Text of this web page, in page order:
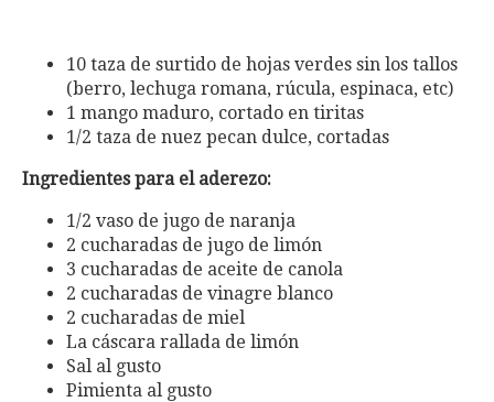
10 taza de surtido de hojas verdes sin los tallos
(berro, lechuga romana, rúcula, espinaca, etc)
1 mango maduro, cortado en tiritas
1/2 taza de nuez pecan dulce, cortadas
Ingredientes para el aderezo:
1/2 vaso de jugo de naranja
2 cucharadas de jugo de limón
3 cucharadas de aceite de canola
2 cucharadas de vinagre blanco
2 cucharadas de miel
La cáscara rallada de limón
Sal al gusto
Pimienta al gusto